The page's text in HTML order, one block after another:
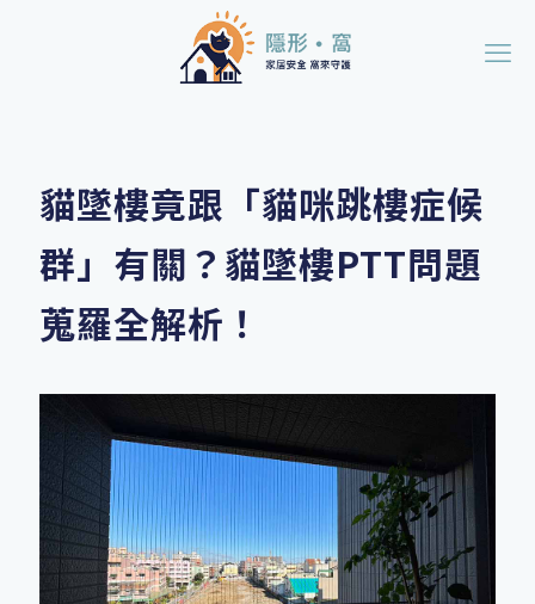
貓墜樓竟跟「貓咪跳樓症候
群」有關？貓墜樓PTT問題
蒐羅全解析！